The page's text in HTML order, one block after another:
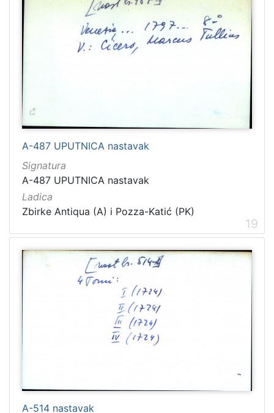
A-487 UPUTNICA nastavak
Signatura
A-487 UPUTNICA nastavak
Ladica
Zbirke Antiqua (A) i Pozza-Katić (PK)
19
A-514 nastavak